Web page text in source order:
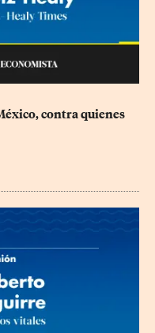
contra quienes